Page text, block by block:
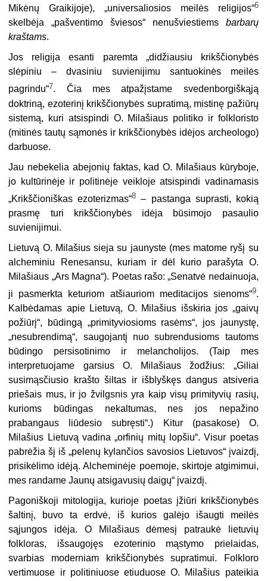
Mikėnų Graikijoje), „universaliosios meilės religijos“6
skelbėja „pašventimo šviesos“ nenušviestiemsbarbarų
kraštams.
Jos religija esanti paremta „didžiausiu krikščionybės
slėpiniu – dvasiniu suvienijimu santuokinės meilės
pagrindu“7. Čia mes atpažįstame svedenborgiškąją
doktriną, ezoterinį krikščionybės supratimą, mistinę pažiūrų
sistemą, kuri atsispindi O. Milašiaus politiko ir folkloristo
(mitinės tautų sąmonės ir krikščionybės idėjos archeologo)
darbuose.
Jau nebekelia abejonių faktas, kad O. Milašiaus kūryboje,
jo kultūrinėje ir politinėje veikloje atsispindi vadinamasis
„Krikščioniškas ezoterizmas“8 – pastanga suprasti, kokią
prasmę turi krikščionybės idėja būsimojo pasaulio
suvienijimui.
Lietuvą O. Milašius sieja su jaunyste (mes matome ryšį su
alcheminiu Renesansu, kuriam ir dėl kurio parašyta O.
Milašiaus „Ars Magna“). Poetas rašo: „Senatvė nedainuoja,
ji pasmerkta keturiom atšiauriom meditacijos sienoms“9.
Kalbėdamas apie Lietuvą, O. Milašius išskiria jos „gaivų
požiūrį“, būdingą „primityviosioms rasėms“, jos jaunystę,
„ne­subrendimą“, saugojantį nuo subrendusioms tautoms
būdingo persisotinimo ir melancho­lijos. (Taip mes
interpretuojame garsius O. Milašiaus žodžius: „Giliai
susimąsčiusio krašto šiltas ir išblyškęs dangus atsiveria
priešais mus, ir jo žvilgsnis yra kaip visų primityvių rasių,
kurioms būdingas nekaltumas, nes jos nepažino
prabangaus liūdesio subręsti“.) Kitur (pasakose) O.
Milašius Lietuvą vadina „orfinių mitų lopšiu“. Visur poetas
pabrėžia šį iš „pelenų kylančios savosios Lietuvos“ įvaizdį,
prisikėlimo idėją. Alcheminėje poemoje, skirtoje atgimimui,
mes randame Jaunų atsigavusių daigų“ įvaizdį.
Pagoniškoji mitologija, kurioje poetas įžiūri krikščionybės
šaltinį, buvo ta erdvė, iš kurios galėjo išaugti meilės
sąjungos idėja. O Milašiaus dėmesį patraukė lietuvių
folkloras, išsaugojęs ezoterinio mąstymo prielaidas,
svarbias moderniam krikščionybės supratimui. Folkloro
vertimuose ir politiniuose etiuduose O. Milašius pateikia